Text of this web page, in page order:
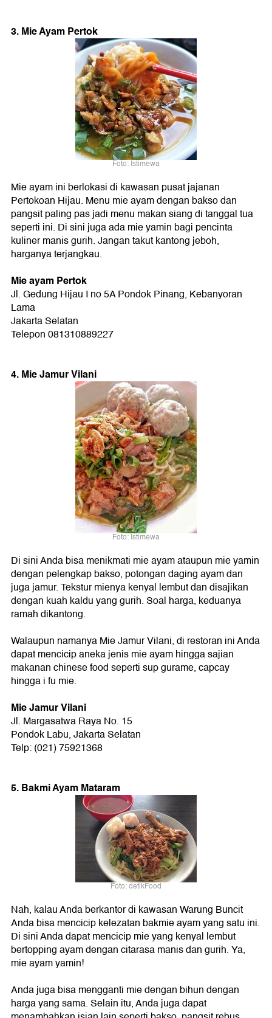
3. Mie Ayam Pertok
Foto: Istimewa
Mie ayam ini berlokasi di kawasan pusat jajanan
Pertokoan Hijau. Menu mie ayam dengan bakso dan
pangsit paling pas jadi menu makan siang di tanggal tua
seperti ini. Di sini juga ada mie yamin bagi pencinta
kuliner manis gurih. Jangan takut kantong jeboh,
harganya terjangkau.
Mie ayam Pertok
Jl. Gedung Hijau I no 5A Pondok Pinang, Kebanyoran
Lama
Jakarta Selatan
Telepon 081310889227
4. Mie Jamur Vilani
Foto: Istimewa
Di sini Anda bisa menikmati mie ayam ataupun mie yamin
dengan pelengkap bakso, potongan daging ayam dan
juga jamur. Tekstur mienya kenyal lembut dan disajikan
dengan kuah kaldu yang gurih. Soal harga, keduanya
ramah dikantong.
Walaupun namanya Mie Jamur Vilani, di restoran ini Anda
dapat mencicip aneka jenis mie ayam hingga sajian
makanan chinese food seperti sup gurame, capcay
hingga i fu mie.
Mie Jamur Vilani
Jl. Margasatwa Raya No. 15
Pondok Labu, Jakarta Selatan
Telp: (021) 75921368
5. Bakmi Ayam Mataram
Foto: detikFood
Nah, kalau Anda berkantor di kawasan Warung Buncit
Anda bisa mencicip kelezatan bakmie ayam yang satu ini.
Di sini Anda dapat mencicip mie yang kenyal lembut
bertopping ayam dengan citarasa manis dan gurih. Ya,
mie ayam yamin!
Anda juga bisa mengganti mie dengan bihun dengan
harga yang sama. Selain itu, Anda juga dapat